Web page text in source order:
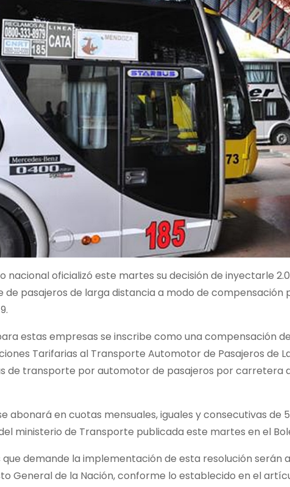
nacional oficializó este martes su decisión de inyectarle
pasajeros de larga distancia a modo de compensación
estas empresas se inscribe como una compensación
Tarifarias al Transporte Automotor de Pasajeros de
de transporte por automotor de pasajeros por carretera
abonará en cuotas mensuales, iguales y consecutivas de
ministerio de Transporte publicada este martes en el
que demande la implementación de esta resolución
General de la Nación, conforme lo establecido en el